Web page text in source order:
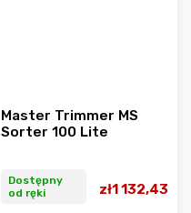
Master Trimmer MS
Sorter 100 Lite
Dostępny
od ręki
zł1 132,43